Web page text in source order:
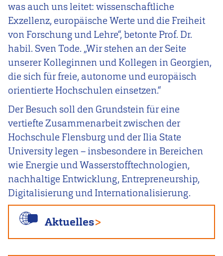
was auch uns leitet: wissenschaftliche
Exzellenz, europäische Werte und die Freiheit
von Forschung und Lehre“, betonte Prof. Dr.
habil. Sven Tode. „Wir stehen an der Seite
unserer Kolleginnen und Kollegen in Georgien,
die sich für freie, autonome und europäisch
orientierte Hochschulen einsetzen.“
Der Besuch soll den Grundstein für eine
vertiefte Zusammenarbeit zwischen der
Hochschule Flensburg und der Ilia State
University legen – insbesondere in Bereichen
wie Energie und Wasserstofftechnologien,
nachhaltige Entwicklung, Entrepreneurship,
Digitalisierung und Internationalisierung.
Aktuelles